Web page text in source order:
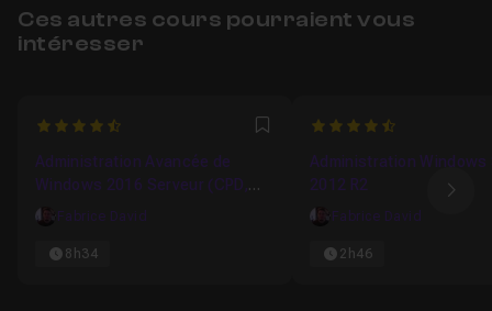
Ces autres cours pourraient vous
intéresser
4.8 Favori
Administration Avancée de
Windows 2016 Serveur (CPD,
CSD, FSRM, GPO, VPN, DA, BD et
Fabrice David
8h34
4.75
Administration Windows
2012 R2
Fabrice David
2h46